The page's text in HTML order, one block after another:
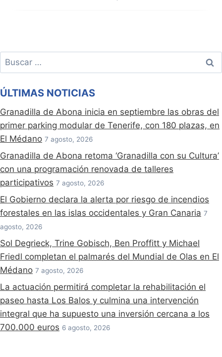
Buscar:
ÚLTIMAS NOTICIAS
Granadilla de Abona inicia en septiembre las obras del
primer parking modular de Tenerife, con 180 plazas, en
El Médano 7 agosto, 2026
Granadilla de Abona retoma ‘Granadilla con su Cultura’
con una programación renovada de talleres
participativos 7 agosto, 2026
El Gobierno declara la alerta por riesgo de incendios
forestales en las islas occidentales y Gran Canaria 7
agosto, 2026
Sol Degrieck, Trine Gobisch, Ben Proffitt y Michael
Friedl completan el palmarés del Mundial de Olas en El
Médano 7 agosto, 2026
La actuación permitirá completar la rehabilitación el
paseo hasta Los Balos y culmina una intervención
integral que ha supuesto una inversión cercana a los
700.000 euros 6 agosto, 2026